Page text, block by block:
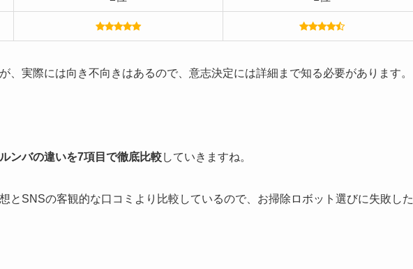
、実際には向き不向きはあるので、意志決定には詳細まで知る必要があります。
ンバの違いを7項目で徹底比較していきますね。
とSNSの客観的な口コミより比較しているので、お掃除ロボット選びに失敗した